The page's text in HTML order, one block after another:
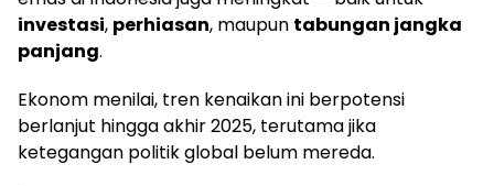
investasi, perhiasan, maupun tabungan jangka
panjang.
Ekonom menilai, tren kenaikan ini berpotensi
berlanjut hingga akhir 2025, terutama jika
ketegangan politik global belum mereda.